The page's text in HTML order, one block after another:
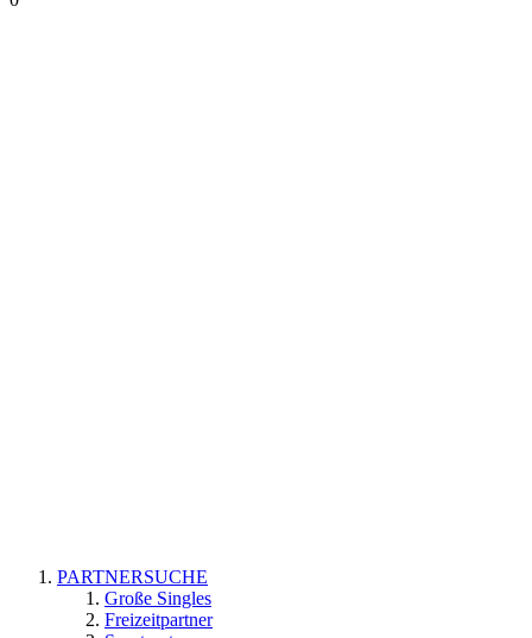
PARTNERSUCHE
Große Singles
Freizeitpartner